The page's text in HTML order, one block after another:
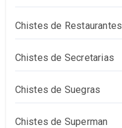
Chistes de Restaurantes
Chistes de Secretarias
Chistes de Suegras
Chistes de Superman